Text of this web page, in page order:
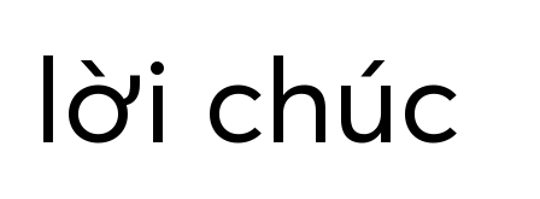
lời chúc